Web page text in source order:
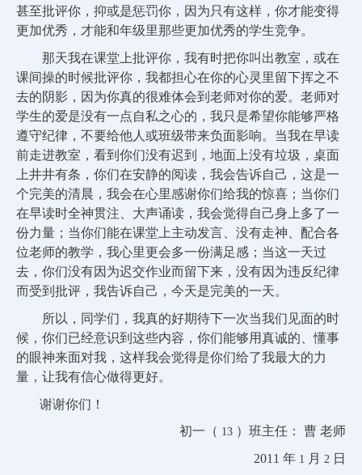
甚至批评你，抑或是惩罚你，因为只有这样，你才能变得
更加优秀，才能和年级里那些更加优秀的学生竞争。
那天我在课堂上批评你，我有时把你叫出教室，或在
课间操的时候批评你，我都担心在你的心灵里留下挥之不
去的阴影，因为你真的很难体会到老师对你的爱。老师对
学生的爱是没有一点自私之心的，我只是希望你能够严格
遵守纪律，不要给他人或班级带来负面影响。当我在早读
前走进教室，看到你们没有迟到，地面上没有垃圾，桌面
上井井有条，你们在安静的阅读，我会告诉自己，这是一
个完美的清晨，我会在心里感谢你们给我的惊喜；当你们
在早读时全神贯注、大声诵读，我会觉得自己身上多了一
份力量；当你们能在课堂上主动发言、没有走神、配合各
位老师的教学，我心里更会多一份满足感；当这一天过
去，你们没有因为迟交作业而留下来，没有因为违反纪律
而受到批评，我告诉自己，今天是完美的一天。
所以，同学们，我真的好期待下一次当我们见面的时
候，你们已经意识到这些内容，你们能够用真诚的、懂事
的眼神来面对我，这样我会觉得是你们给了我最大的力
量，让我有信心做得更好。
谢谢你们！
初一（ 13 ）班主任： 曹 老师
2011 年 1 月 2 日